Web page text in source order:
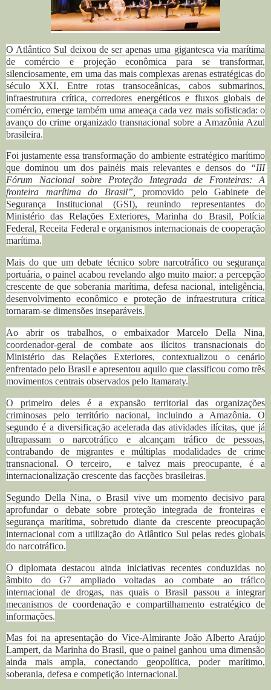
O Atlântico Sul deixou de ser apenas uma gigantesca via marítima
de comércio e projeção econômica para se transformar,
silenciosamente, em uma das mais complexas arenas estratégicas do
século XXI. Entre rotas transoceânicas, cabos submarinos,
infraestrutura crítica, corredores energéticos e fluxos globais de
comércio, emerge também uma ameaça cada vez mais sofisticada: o
avanço do crime organizado transnacional sobre a Amazônia Azul
brasileira.
Foi justamente essa transformação do ambiente estratégico marítimo
que dominou um dos painéis mais relevantes e densos do “III
Fórum Nacional sobre Proteção Integrada de Fronteiras: A
fronteira marítima do Brasil”,
promovido pelo Gabinete de
Segurança Institucional (GSI), reunindo representantes do
Ministério das Relações Exteriores, Marinha do Brasil, Polícia
Federal, Receita Federal e organismos internacionais de cooperação
marítima.
Mais do que um debate técnico sobre narcotráfico ou segurança
portuária, o painel acabou revelando algo muito maior: a percepção
crescente de que soberania marítima, defesa nacional, inteligência,
desenvolvimento econômico e proteção de infraestrutura crítica
tornaram-se dimensões inseparáveis.
Ao abrir os trabalhos, o embaixador Marcelo Della Nina,
coordenador-geral de combate aos ilícitos transnacionais do
Ministério das Relações Exteriores, contextualizou o cenário
enfrentado pelo Brasil e apresentou aquilo que classificou como três
movimentos centrais observados pelo Itamaraty.
O primeiro deles é a expansão territorial das organizações
criminosas pelo território nacional, incluindo a Amazônia. O
segundo é a diversificação acelerada das atividades ilícitas, que já
ultrapassam o narcotráfico e alcançam tráfico de pessoas,
contrabando de migrantes e múltiplas modalidades de crime
transnacional. O terceiro, e talvez mais preocupante, é a
internacionalização crescente das facções brasileiras.
Segundo Della Nina, o Brasil vive um momento decisivo para
aprofundar o debate sobre proteção integrada de fronteiras e
segurança marítima, sobretudo diante da crescente preocupação
internacional com a utilização do Atlântico Sul pelas redes globais
do narcotráfico.
O diplomata destacou ainda iniciativas recentes conduzidas no
âmbito do G7 ampliado voltadas ao combate ao tráfico
internacional de drogas, nas quais o Brasil passou a integrar
mecanismos de coordenação e compartilhamento estratégico de
informações.
Mas foi na apresentação do Vice-Almirante João Alberto Araújo
Lampert, da Marinha do Brasil, que o painel ganhou uma dimensão
ainda mais ampla, conectando geopolítica, poder marítimo,
soberania, defesa e competição internacional.